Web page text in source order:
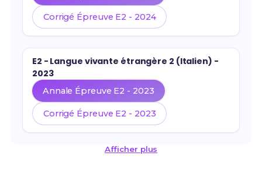
Corrigé Épreuve E2 - 2024
E2 - Langue vivante étrangère 2 (Italien) -
2023
Annale Épreuve E2 - 2023
Corrigé Épreuve E2 - 2023
Afficher plus